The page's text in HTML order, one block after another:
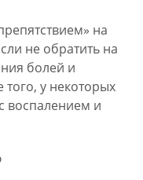
на
не обратить на
болей и
у некоторых
воспалением и